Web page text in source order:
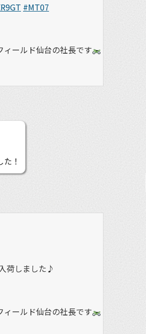
#MT07
ールド仙台の社長です
！
荷しました♪
ールド仙台の社長です